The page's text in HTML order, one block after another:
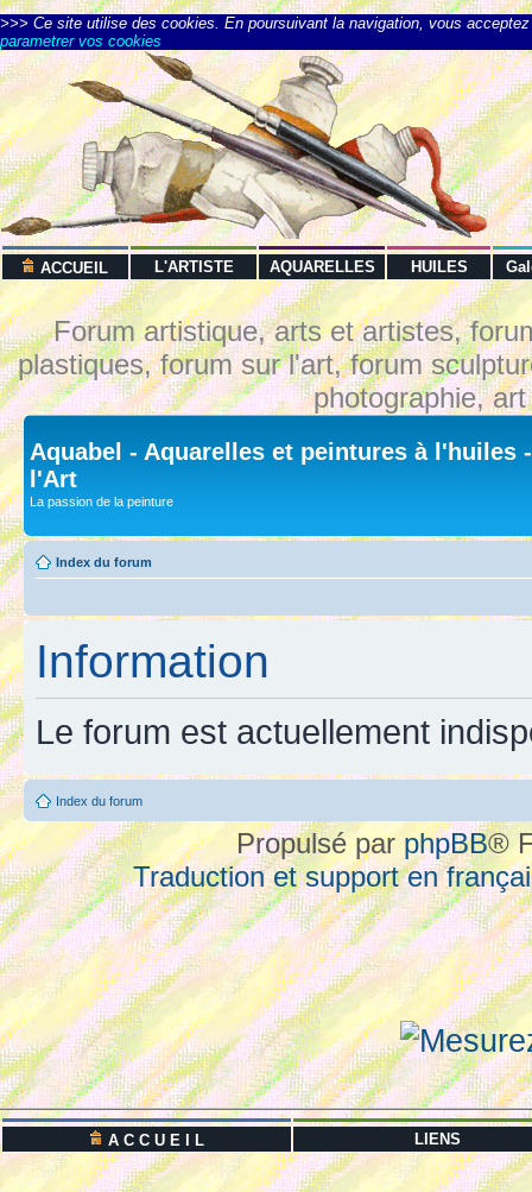
>>> Ce site utilise des cookies. En poursuivant la navigation, vous
parametrer vos cookies
ACCUEIL L'ARTISTE AQUARELLES HUILES
Forum artistique, arts et artistes,
plastiques, forum sur l'art, forum
photographie,
Aquabel - Aquarelles et peintures à l'huiles
l'Art
La passion de la peinture
Index du forum
Information
Le forum est actuellement
Index du forum
Propulsé par phpBB®
Traduction et support en
A C C U E I L LIENS